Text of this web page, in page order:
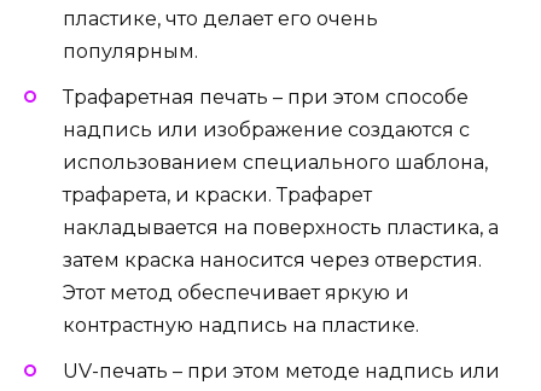
пластике, что делает его очень
популярным.
Трафаретная печать – при этом способе
надпись или изображение создаются с
использованием специального шаблона,
трафарета, и краски. Трафарет
накладывается на поверхность пластика, а
затем краска наносится через отверстия.
Этот метод обеспечивает яркую и
контрастную надпись на пластике.
UV-печать – при этом методе надпись или